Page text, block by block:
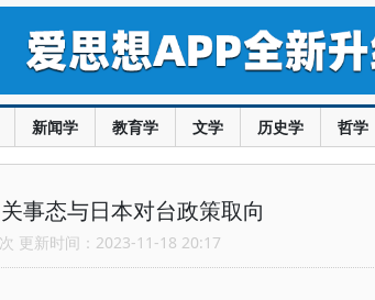
新闻学 教育学 文学 历史学 哲学
事态与日本对台政策取向
更新时间：2023-11-18 20:17